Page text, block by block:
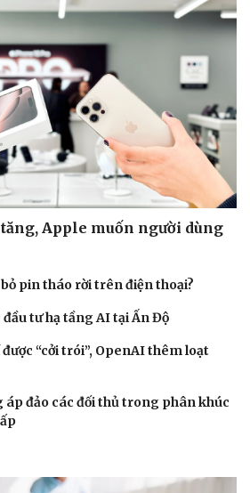
Công nghệ
Sành điệu
Tin Công nghệ
Trải nghiệm
Chuyển đổi số
Apple muốn người dùng
pin tháo rời trên điện thoại?
tư hạ tầng AI tại Ấn Độ
“cởi trói”, OpenAI thêm loạt
áp đảo các đối thủ trong phân khúc